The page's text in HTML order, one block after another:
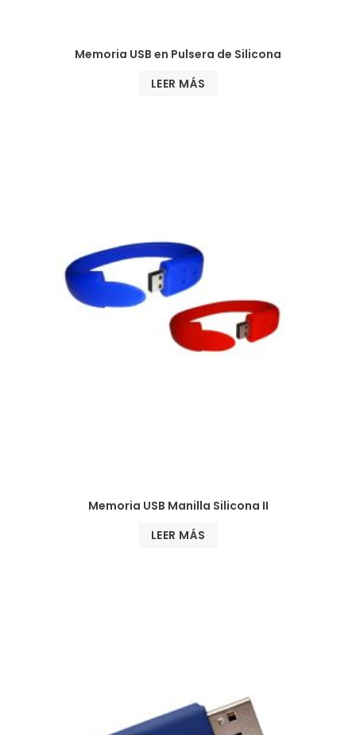
Memoria USB en Pulsera de Silicona
LEER MÁS
Memoria USB Manilla Silicona II
LEER MÁS